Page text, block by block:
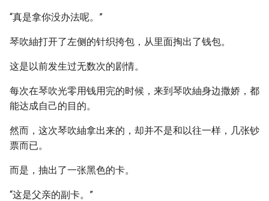
“真是拿你没办法呢。”
琴吹紬打开了左侧的针织挎包，从里面掏出了钱包。
这是以前发生过无数次的剧情。
每次在琴吹光零用钱用完的时候，来到琴吹紬身边撒娇，都
能达成自己的目的。
然而，这次琴吹紬拿出来的，却并不是和以往一样，几张钞
票而已。
而是，抽出了一张黑色的卡。
“这是父亲的副卡。”